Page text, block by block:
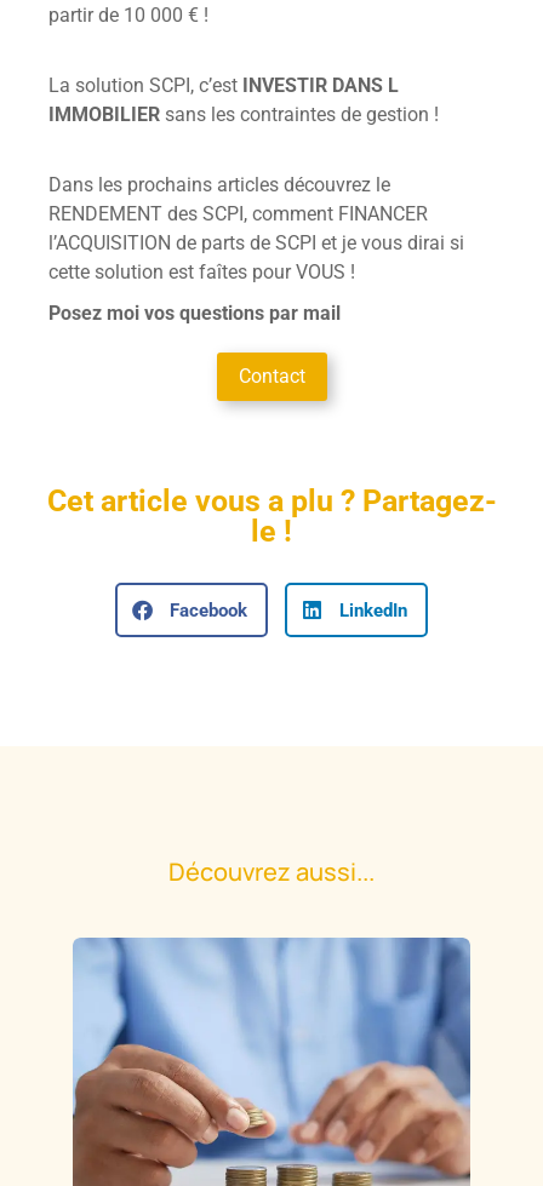
partir de 10 000 € !
La solution SCPI, c’est INVESTIR DANS L
IMMOBILIER sans les contraintes de gestion !
Dans les prochains articles découvrez le
RENDEMENT des SCPI, comment FINANCER
l’ACQUISITION de parts de SCPI et je vous dirai si
cette solution est faîtes pour VOUS !
Posez moi vos questions par mail
Contact
Cet article vous a plu ? Partagez-
le !
Facebook LinkedIn
Découvrez aussi...